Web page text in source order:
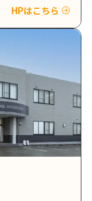
HPはこちら